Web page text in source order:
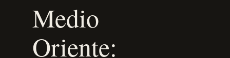
Medio
Oriente: